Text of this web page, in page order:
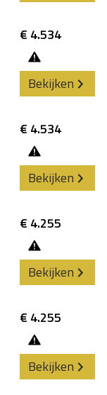
€ 4.534
Bekijken
€ 4.534
Bekijken
€ 4.255
Bekijken
€ 4.255
Bekijken